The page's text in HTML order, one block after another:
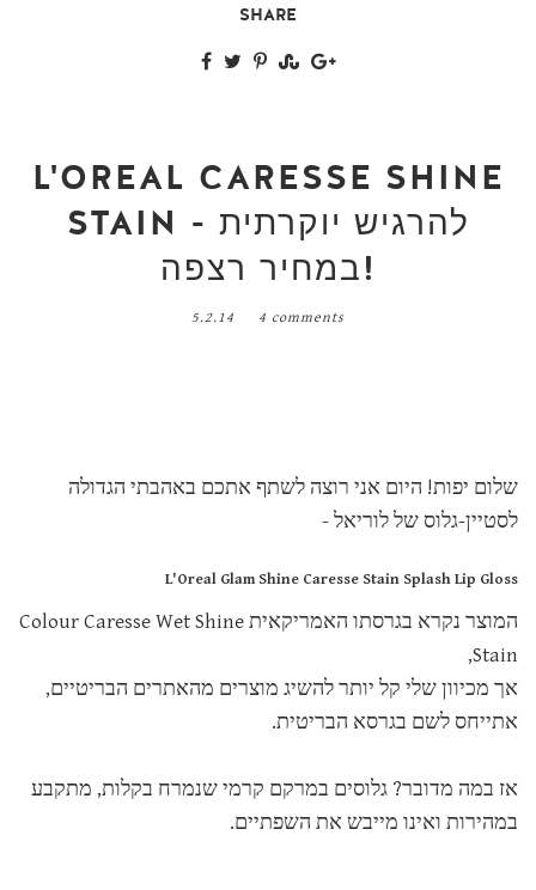
SHARE
L'OREAL CARESSE SHINE
STAIN - להרגיש יוקרתית
במחיר רצפה!
5.2.14 4 comments
שלום יפות! היום אני רוצה לשתף אתכם באהבתי הגדולה
לסטיין-גלוס של לוריאל -
L'Oreal Glam Shine Caresse Stain Splash Lip Gloss
המוצר נקרא בגרסתו האמריקאית Colour Caresse Wet Shine
Stain,
אך מכיוון שלי קל יותר להשיג מוצרים מהאתרים הבריטיים,
אתייחס לשם בגרסא הבריטית.
אז במה מדובר? גלוסים במרקם קרמי שנמרח בקלות, מתקבע
במהירות ואינו מייבש את השפתיים.